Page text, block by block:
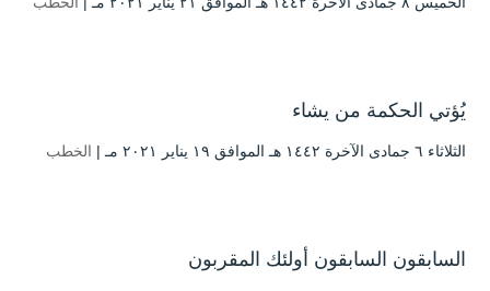
يُؤتي الحكمة من يشاء
الثلاثاء ٦ جمادى الآخرة ۱٤٤۲ هـ الموافق ۱۹ يناير ۲۰۲۱ مـ | الخطب
السابقون السابقون أولئك المقربون